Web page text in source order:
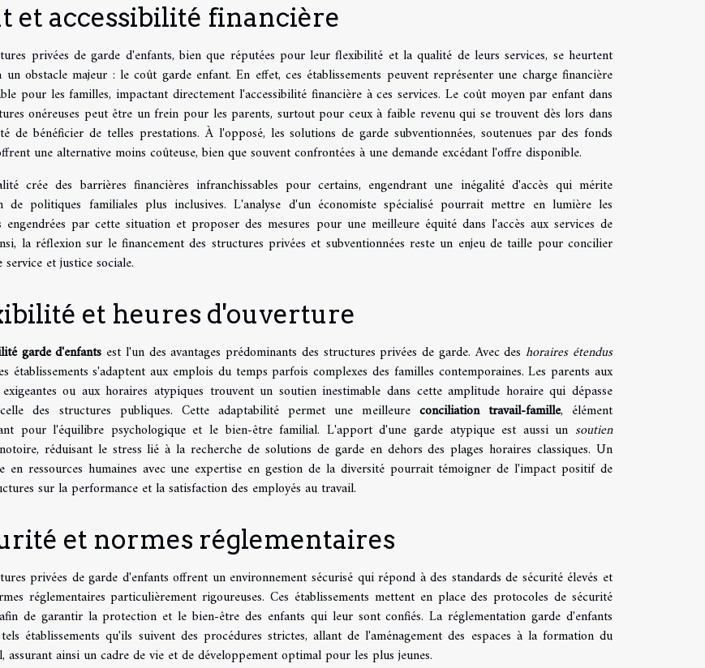
et accessibilité financière
privées de garde d'enfants, bien que réputées pour leur flexibilité et la qualité de leurs services, se heurtent
un obstacle majeur : le coût garde enfant. En effet, ces établissements peuvent représenter une charge financière
pour les familles, impactant directement l'accessibilité financière à ces services. Le coût moyen par enfant dans
onéreuses peut être un frein pour les parents, surtout pour ceux à faible revenu qui se trouvent dès lors dans
de bénéficier de telles prestations. À l'opposé, les solutions de garde subventionnées, soutenues par des fonds
une alternative moins coûteuse, bien que souvent confrontées à une demande excédant l'offre disponible.
crée des barrières financières infranchissables pour certains, engendrant une inégalité d'accès qui mérite
de politiques familiales plus inclusives. L'analyse d'un économiste spécialisé pourrait mettre en lumière les
engendrées par cette situation et proposer des mesures pour une meilleure équité dans l'accès aux services de
la réflexion sur le financement des structures privées et subventionnées reste un enjeu de taille pour concilier
et justice sociale.
et heures d'ouverture
garde d'enfants est l'un des avantages prédominants des structures privées de garde. Avec deshoraires étendus
établissements s'adaptent aux emplois du temps parfois complexes des familles contemporaines. Les parents aux
ou aux horaires atypiques trouvent un soutien inestimable dans cette amplitude horaire qui dépasse
des structures publiques. Cette adaptabilité permet une meilleure conciliation travail-famille, élément
pour l'équilibre psychologique et le bien-être familial. L'apport d'une garde atypique est aussi un soutien
réduisant le stress lié à la recherche de solutions de garde en dehors des plages horaires classiques. Un
en ressources humaines avec une expertise en gestion de la diversité pourrait témoigner de l'impact positif de
sur la performance et la satisfaction des employés au travail.
et normes réglementaires
privées de garde d'enfants offrent un environnement sécurisé qui répond à des standards de sécurité élevés et
réglementaires particulièrement rigoureuses. Ces établissements mettent en place des protocoles de sécurité
de garantir la protection et le bien-être des enfants qui leur sont confiés. La réglementation garde d'enfants
établissements qu'ils suivent des procédures strictes, allant de l'aménagement des espaces à la formation du
assurant ainsi un cadre de vie et de développement optimal pour les plus jeunes.